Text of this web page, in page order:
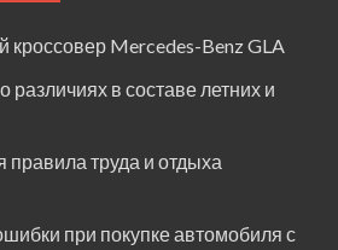
кроссовер Mercedes-Benz GLA
различиях в составе летних и
правила труда и отдыха
при покупке автомобиля с